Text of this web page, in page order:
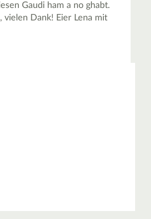
Gaudi ham a no ghabt.
Dank! Eier Lena mit